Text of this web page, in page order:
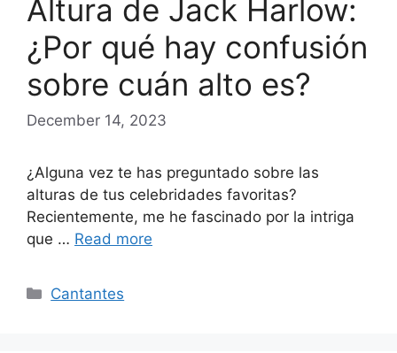
Altura de Jack Harlow:
¿Por qué hay confusión
sobre cuán alto es?
December 14, 2023
¿Alguna vez te has preguntado sobre las
alturas de tus celebridades favoritas?
Recientemente, me he fascinado por la intriga
que … Read more
Categories
Cantantes